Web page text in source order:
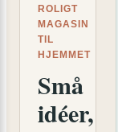
ROLIGT
MAGASIN
TIL
HJEMMET
Små
idéer,